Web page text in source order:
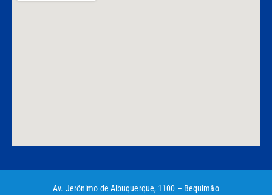
Av. Jerônimo de Albuquerque, 1100 – Bequimão